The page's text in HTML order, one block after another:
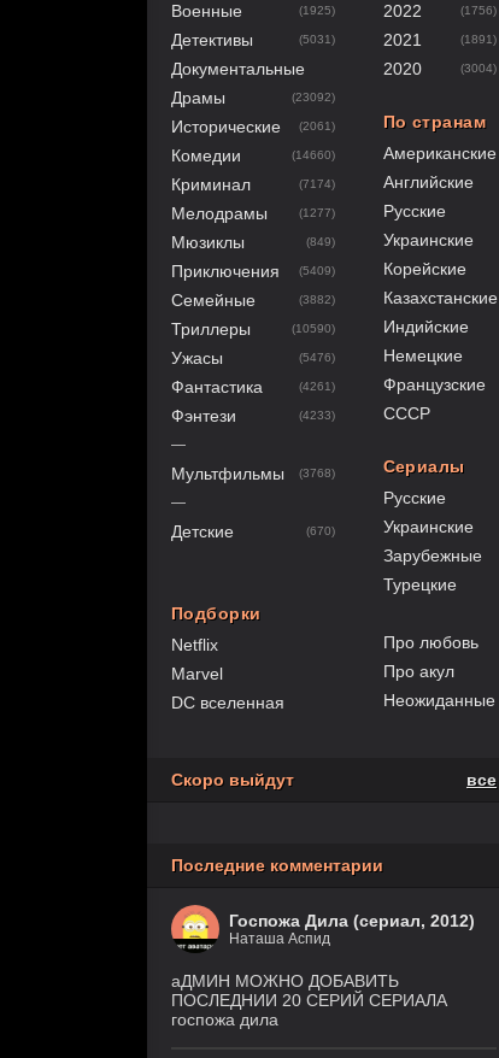
Военные (1925)
Детективы (5031)
Документальные
Драмы
(23092)
Исторические (2061)
Комедии (14660)
Криминал (7174)
Мелодрамы (1277)
Мюзиклы (849)
Приключения (5409)
Семейные (3882)
Триллеры (10590)
Ужасы (5476)
Фантастика (4261)
Фэнтези (4233)
—
Мультфильмы (3768)
—
Детские (670)
Подборки
Netflix
Marvel
DC вселенная
2022 (1756)
2021 (1891)
2020 (3004)
По странам
Американские
Английские
Русские
Украинские
Корейские
Казахстанские
Индийские
Немецкие
Французские
СССР
Сериалы
Русские
Украинские
Зарубежные
Турецкие
Про любовь
Про акул
Неожиданные
Скоро выйдут все
Последние комментарии
Госпожа Дила (сериал, 2012)
Наташа Аспид
аДМИН МОЖНО ДОБАВИТЬ
ПОСЛЕДНИИ 20 СЕРИЙ СЕРИАЛА
госпожа дила